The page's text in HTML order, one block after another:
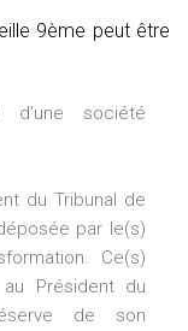
9ème peut être
société
du Tribunal de
par le(s)
Ce(s)
Président du
de son